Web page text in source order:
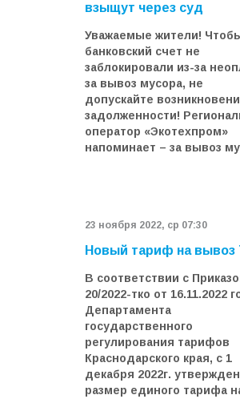
взыщут через суд
Уважаемые жители!
банковский счет не
заблокировали из-за
за вывоз мусора, не
допускайте
задолженности!
оператор «Экотехпром»
напоминает – за вывоз
23 ноября 2022, ср 07:30
Новый тариф на вывоз
В соответствии с
20/2022-тко от 16.11.2022
Департамента
государственного
регулирования тарифов
Краснодарского края, с 1
декабря 2022г. утвержден
размер единого тарифа